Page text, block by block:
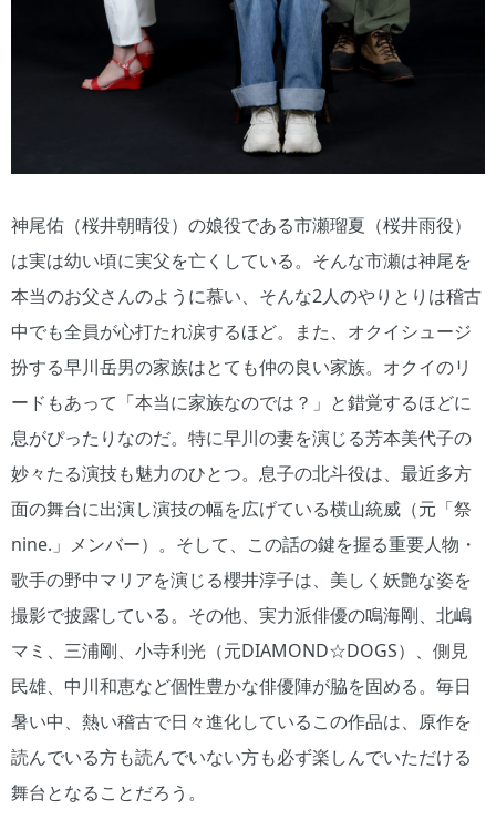
神尾佑（桜井朝晴役）の娘役である市瀬瑠夏（桜井雨役）
は実は幼い頃に実父を亡くしている。そんな市瀬は神尾を
本当のお父さんのように慕い、そんな2人のやりとりは稽古
中でも全員が心打たれ涙するほど。また、オクイシュージ
扮する早川岳男の家族はとても仲の良い家族。オクイのリ
ードもあって「本当に家族なのでは？」と錯覚するほどに
息がぴったりなのだ。特に早川の妻を演じる芳本美代子の
妙々たる演技も魅力のひとつ。息子の北斗役は、最近多方
面の舞台に出演し演技の幅を広げている横山統威（元「祭
nine.」メンバー）。そして、この話の鍵を握る重要人物・
歌手の野中マリアを演じる櫻井淳子は、美しく妖艶な姿を
撮影で披露している。その他、実力派俳優の鳴海剛、北嶋
マミ、三浦剛、小寺利光（元DIAMOND☆DOGS）、側見
民雄、中川和恵など個性豊かな俳優陣が脇を固める。毎日
暑い中、熱い稽古で日々進化しているこの作品は、原作を
読んでいる方も読んでいない方も必ず楽しんでいただける
舞台となることだろう。